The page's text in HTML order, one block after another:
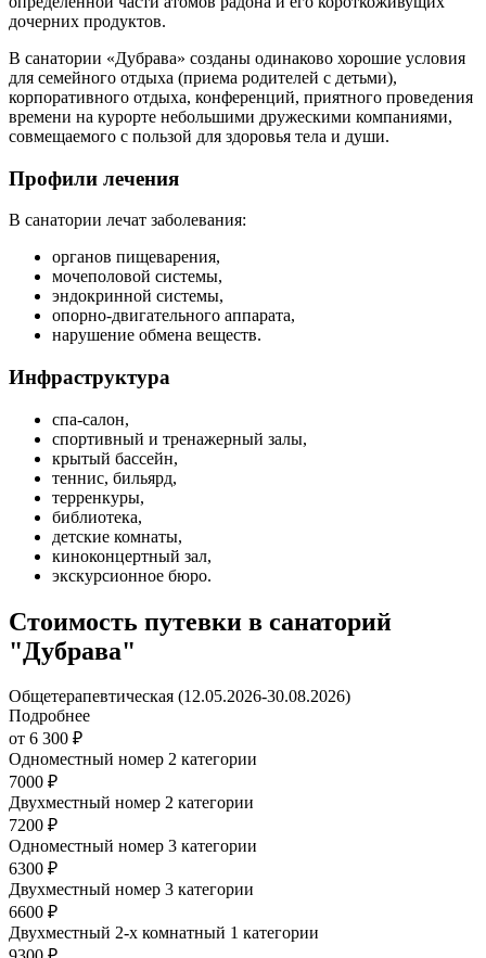
дочерних продуктов.
В санатории «Дубрава» созданы одинаково хорошие условия
для семейного отдыха (приема родителей с детьми),
корпоративного отдыха, конференций, приятного проведения
времени на курорте небольшими дружескими компаниями,
совмещаемого с пользой для здоровья тела и души.
Профили лечения
В санатории лечат заболевания:
органов пищеварения,
мочеполовой системы,
эндокринной системы,
опорно-двигательного аппарата,
нарушение обмена веществ.
Инфраструктура
спа-салон,
спортивный и тренажерный залы,
крытый бассейн,
теннис, бильярд,
терренкуры,
библиотека,
детские комнаты,
киноконцертный зал,
экскурсионное бюро.
Стоимость путевки в санаторий
"Дубрава"
Общетерапевтическая (12.05.2026-30.08.2026)
Подробнее
от 6 300 ₽
Одноместный номер 2 категории
7000 ₽
Двухместный номер 2 категории
7200 ₽
Одноместный номер 3 категории
6300 ₽
Двухместный номер 3 категории
6600 ₽
Двухместный 2-х комнатный 1 категории